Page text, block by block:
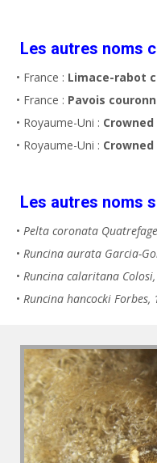
Les autres noms
• France : Limace-rabot
• France : Pavois
• Royaume-Uni :
• Royaume-Uni :
Les autres noms
• Pelta coronata
• Runcina aurata Garcia-
• Runcina calaritana
• Runcina hancocki Forbes,